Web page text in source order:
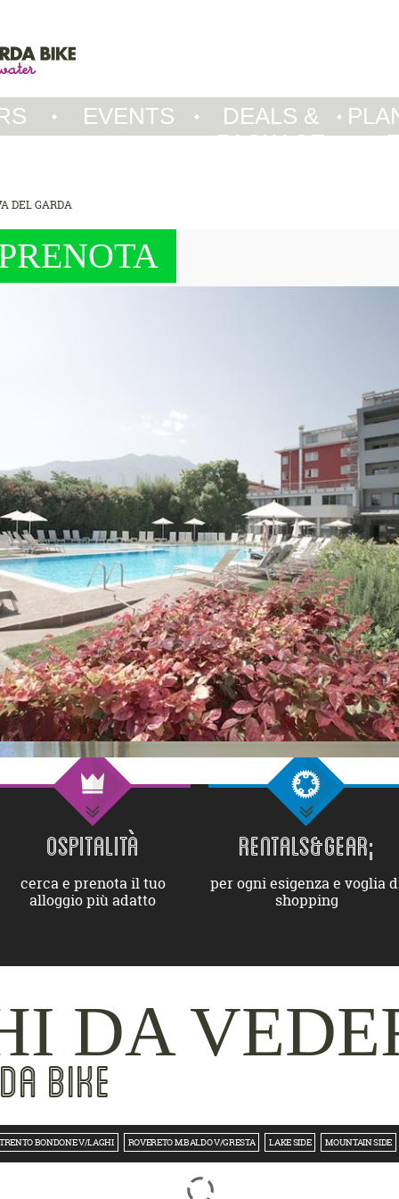
EVENTS
DEALS &
PACKAGE
DEL GARDA
OSPITALITÀ
cerca e prenota il tuo
alloggio più adatto
RENTALS&GEAR;
per ogni esigenza e voglia
shopping
DA
BIKE
TRENTO BONDONE V/LAGHI ROVERETO M.BALDO V/GRESTA LAKE SIDE MOUNTAIN SIDE